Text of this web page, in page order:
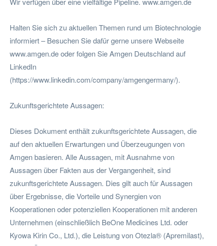
Halten Sie sich zu aktuellen Themen rund um Biotechnologie
informiert – Besuchen Sie dafür gerne unsere Webseite
www.amgen.de oder folgen Sie Amgen Deutschland auf
LinkedIn
(https://www.linkedin.com/company/amgengermany/).
Zukunftsgerichtete Aussagen:
Dieses Dokument enthält zukunftsgerichtete Aussagen, die
auf den aktuellen Erwartungen und Überzeugungen von
Amgen basieren. Alle Aussagen, mit Ausnahme von
Aussagen über Fakten aus der Vergangenheit, sind
zukunftsgerichtete Aussagen. Dies gilt auch für Aussagen
über Ergebnisse, die Vorteile und Synergien von
Kooperationen oder potenziellen Kooperationen mit anderen
Unternehmen (einschließlich BeOne Medicines Ltd. oder
Kyowa Kirin Co., Ltd.), die Leistung von Otezla® (Apremilast),